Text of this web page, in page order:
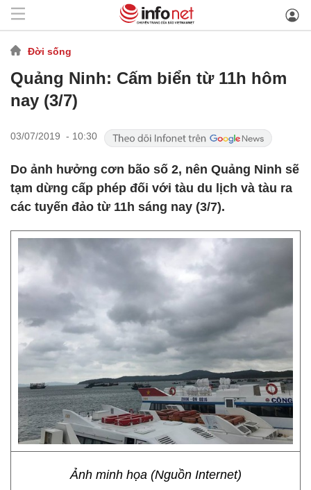
Đời sống
Quảng Ninh: Cấm biển từ 11h hôm
nay (3/7)
03/07/2019 - 10:30
Do ảnh hưởng cơn bão số 2, nên Quảng Ninh sẽ
tạm dừng cấp phép đối với tàu du lịch và tàu ra
các tuyến đảo từ 11h sáng nay (3/7).
Ảnh minh họa (Nguồn Internet)